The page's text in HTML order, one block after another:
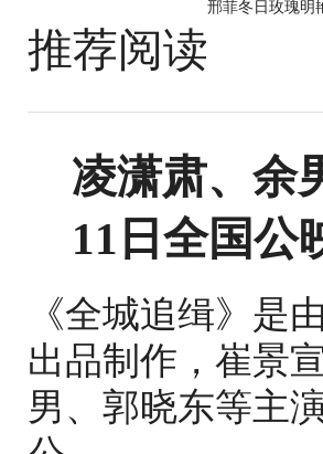
邢菲冬日玫瑰明
推荐阅读
凌潇肃、余
11日全国公
《全城追缉》是
出品制作，崔景
男、郭晓东等主